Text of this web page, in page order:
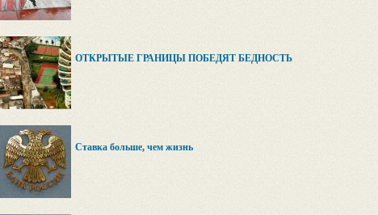
ОТКРЫТЫЕ ГРАНИЦЫ ПОБЕДЯТ БЕДНОСТЬ
Ставка больше, чем жизнь